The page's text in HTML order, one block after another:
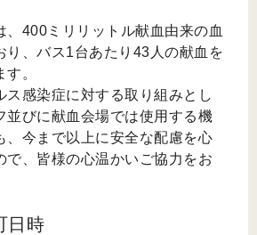
、400ミリリットル献血由来の血
り、バス1台あたり43人の献血を
。
ス感染症に対する取り組みとし
並びに献血会場では使用する機
、今まで以上に安全な配慮を心
で、皆様の心温かいご協力をお
日時